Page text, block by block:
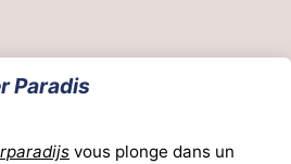
Paradis
vous plonge dans un